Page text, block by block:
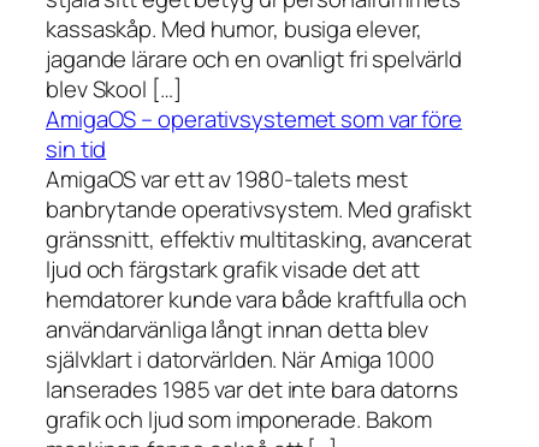
kassaskåp. Med humor, busiga elever,
jagande lärare och en ovanligt fri spelvärld
blev Skool […]
AmigaOS – operativsystemet som var före
sin tid
AmigaOS var ett av 1980-talets mest
banbrytande operativsystem. Med grafiskt
gränssnitt, effektiv multitasking, avancerat
ljud och färgstark grafik visade det att
hemdatorer kunde vara både kraftfulla och
användarvänliga långt innan detta blev
självklart i datorvärlden. När Amiga 1000
lanserades 1985 var det inte bara datorns
grafik och ljud som imponerade. Bakom